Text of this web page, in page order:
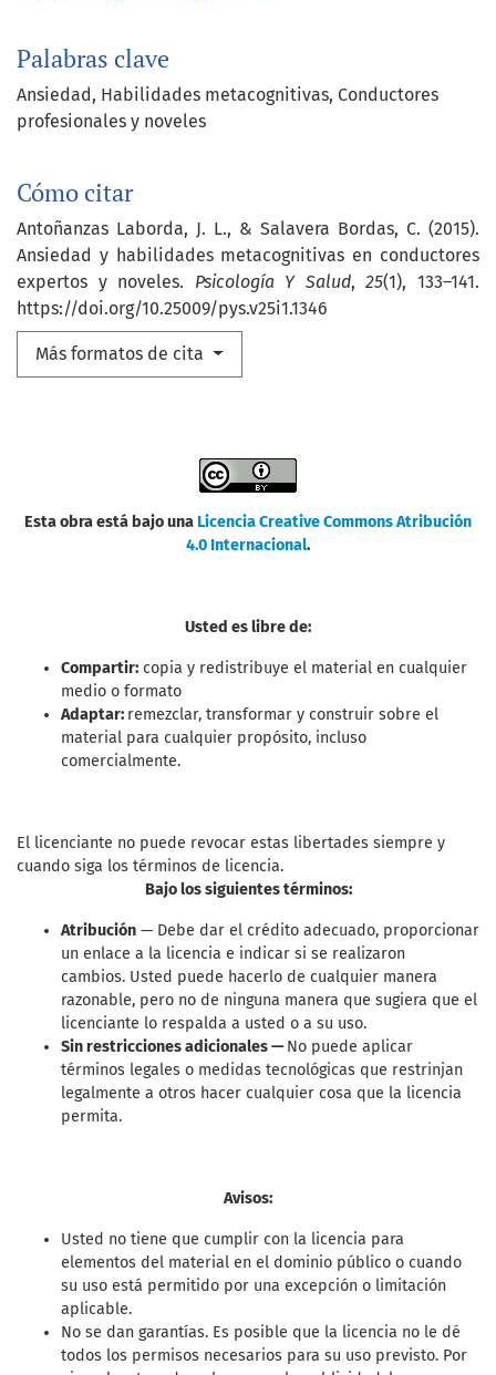
Palabras clave
Ansiedad Habilidades metacognitivas Conductores
profesionales y noveles
Cómo citar
Antoñanzas Laborda, J. L., & Salavera Bordas, C. (2015).
Ansiedad y habilidades metacognitivas en conductores
expertos y noveles. Psicología Y Salud,25(1), 133–141.
https://doi.org/10.25009/pys.v25i1.1346
Más formatos de cita
Esta obra está bajo una Licencia Creative Commons Atribución
4.0 Internacional.
Usted es libre de:
Compartir: copia y redistribuye el material en cualquier
medio o formato
Adaptar: remezclar, transformar y construir sobre el
material para cualquier propósito, incluso
comercialmente.
El licenciante no puede revocar estas libertades siempre y
cuando siga los términos de licencia.
Bajo los siguientes términos:
Atribución — Debe dar el crédito adecuado, proporcionar
un enlace a la licencia e indicar si se realizaron
cambios. Usted puede hacerlo de cualquier manera
razonable, pero no de ninguna manera que sugiera que el
licenciante lo respalda a usted o a su uso.
Sin restricciones adicionales —No puede aplicar
términos legales o medidas tecnológicas que restrinjan
legalmente a otros hacer cualquier cosa que la licencia
permita.
Avisos:
Usted no tiene que cumplir con la licencia para
elementos del material en el dominio público o cuando
su uso está permitido por una excepción o limitación
aplicable.
No se dan garantías. Es posible que la licencia no le dé
todos los permisos necesarios para su uso previsto. Por